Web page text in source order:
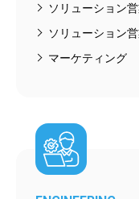
ソリューション
ソリューション
マーケティング